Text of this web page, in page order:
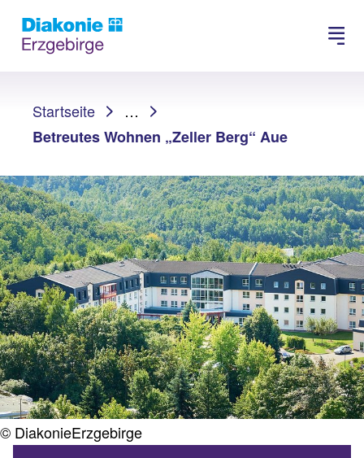
Suchen
Startseite
…
Betreutes Wohnen „Zeller Berg“ Aue
© DiakonieErzgebirge